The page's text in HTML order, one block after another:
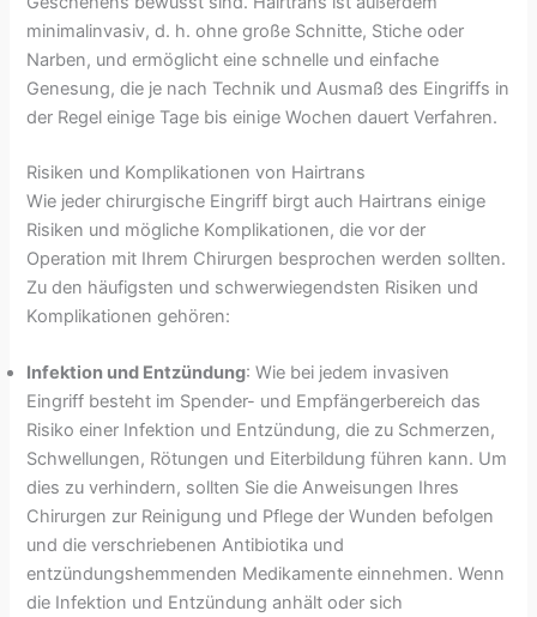
minimalinvasiv, d. h. ohne große Schnitte, Stiche oder
Narben, und ermöglicht eine schnelle und einfache
Genesung, die je nach Technik und Ausmaß des Eingriffs in
der Regel einige Tage bis einige Wochen dauert Verfahren.
Risiken und Komplikationen von Hairtrans
Wie jeder chirurgische Eingriff birgt auch Hairtrans einige
Risiken und mögliche Komplikationen, die vor der
Operation mit Ihrem Chirurgen besprochen werden sollten.
Zu den häufigsten und schwerwiegendsten Risiken und
Komplikationen gehören:
Infektion und Entzündung: Wie bei jedem invasiven
Eingriff besteht im Spender- und Empfängerbereich das
Risiko einer Infektion und Entzündung, die zu Schmerzen,
Schwellungen, Rötungen und Eiterbildung führen kann. Um
dies zu verhindern, sollten Sie die Anweisungen Ihres
Chirurgen zur Reinigung und Pflege der Wunden befolgen
und die verschriebenen Antibiotika und
entzündungshemmenden Medikamente einnehmen. Wenn
die Infektion und Entzündung anhält oder sich